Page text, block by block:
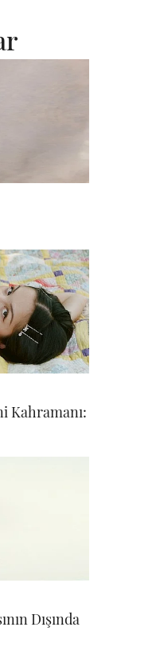
Kahramanı:
Dışında